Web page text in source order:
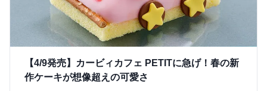
【4/9発売】カービィカフェ PETITに急げ！春の新
作ケーキが想像超えの可愛さ